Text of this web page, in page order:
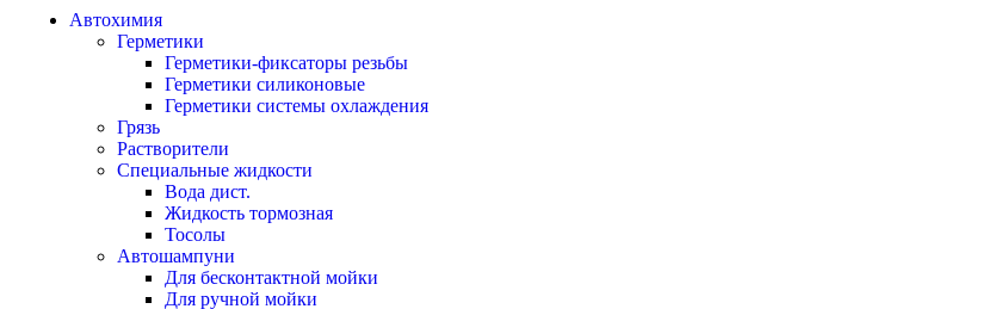
Автохимия
Герметики
Герметики-фиксаторы резьбы
Герметики силиконовые
Герметики системы охлаждения
Грязь
Растворители
Специальные жидкости
Вода дист.
Жидкость тормозная
Тосолы
Автошампуни
Для бесконтактной мойки
Для ручной мойки